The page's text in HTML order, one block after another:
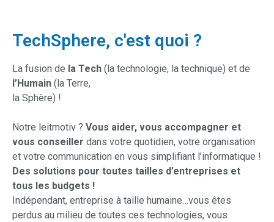
TechSphere, c'est quoi ?
La fusion de la Tech (la technologie, la technique) et de
l’Humain (la Terre,
la Sphère) !
Notre leitmotiv ? Vous aider, vous accompagner et
vous conseiller dans votre quotidien, votre organisation
et votre communication en vous simplifiant l’informatique !
Des solutions pour toutes tailles d’entreprises et
tous les budgets !
Indépendant, entreprise à taille humaine…vous êtes
perdus au milieu de toutes ces technologies, vous